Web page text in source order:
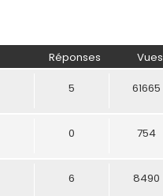
Réponses Vues
5 61665
0 754
6 8490